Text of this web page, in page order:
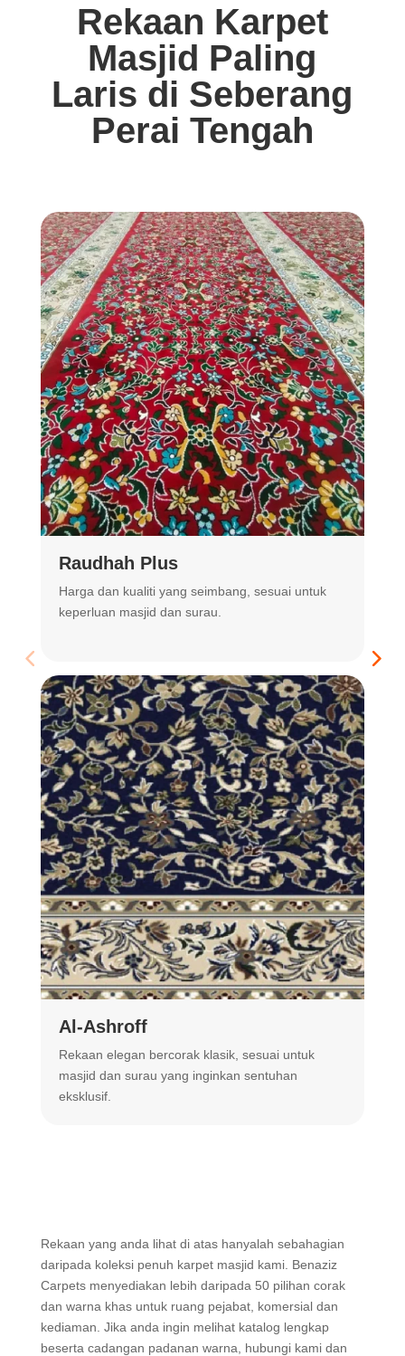
Rekaan Karpet
Masjid Paling
Laris di Seberang
Perai Tengah
Raudhah Plus
Harga dan kualiti yang seimbang, sesuai untuk
keperluan masjid dan surau.
Al-Ashroff
Rekaan elegan bercorak klasik, sesuai untuk
masjid dan surau yang inginkan sentuhan
eksklusif.
Rekaan yang anda lihat di atas hanyalah sebahagian
daripada koleksi penuh karpet masjid kami. Benaziz
Carpets menyediakan lebih daripada 50 pilihan corak
dan warna khas untuk ruang pejabat, komersial dan
kediaman. Jika anda ingin melihat katalog lengkap
beserta cadangan padanan warna, hubungi kami dan